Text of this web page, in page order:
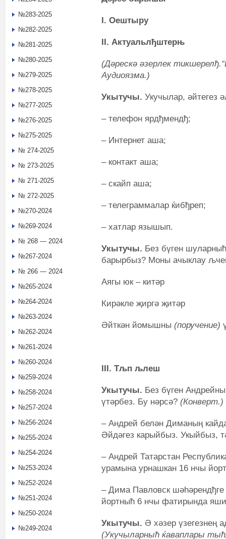
I. Оештыру
II. Актуальлђштерњ
(Дәрескә әзерлек
Аудиоязма.)
Укытучы. Укучылар, әйтегез
– телефон ярдђмендђ;
– Интернет аша;
– контакт аша;
– скайп аша;
– телеграммалар ќибђреп;
– хатлар язышып.
Укытучы. Без бүген
барырбыз? Моны ачыклау
Аягы юк – китәр
Кирәкле җиргә җитәр
Әйткән йомышны (поручение)
III. Тљп љлеш
Укытучы. Без бүген
үтәрбез. Бу нәрсә? (Конверт.)
– Андрей белән Диманың
Әйдәгез карыйбыз. Укыйбыз,
– Андрей Татарстан
урамына урнашкан 16 нчы
– Дима Павловск
йортныћ 6 нчы фатирында яши
Укытучы. Ә хәзер үзегезнең
(Укучыларныћ ќаваплары
№283-2025
№282-2025
№281-2025
№280-2025
№279-2025
№278-2025
№277-2025
№276-2025
№275-2025
№ 274-2025
№ 273-2025
№ 271-2025
№ 272-2025
№270-2024
№269-2024
№ 268 — 2024
№267-2024
№ 266 — 2024
№265-2024
№264-2024
№263-2024
№262-2024
№261-2024
№260-2024
№259-2024
№258-2024
№257-2024
№256-2024
№255-2024
№254-2024
№253-2024
№252-2024
№251-2024
№250-2024
№249-2024